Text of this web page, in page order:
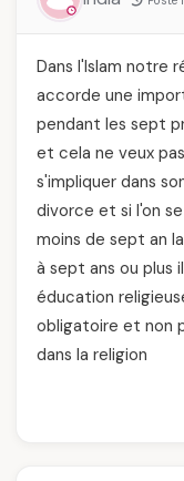
Dans l'Islam notre
accorde une
pendant les sept
et cela ne veux
s'impliquer dans
divorce et si l'on
moins de sept an
à sept ans ou plus
éducation
obligatoire et non
dans la religion